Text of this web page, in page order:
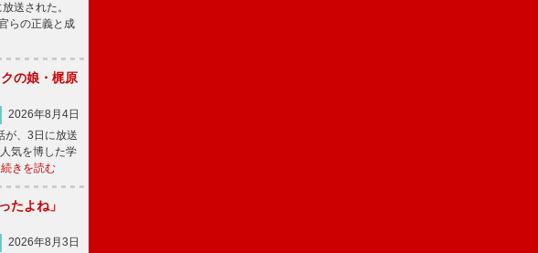
送された。
らの正義と成
の娘・梶原
2026年8月4日
が、3日に放送
気を博した学
続きを読む
たよね」
2026年8月3日